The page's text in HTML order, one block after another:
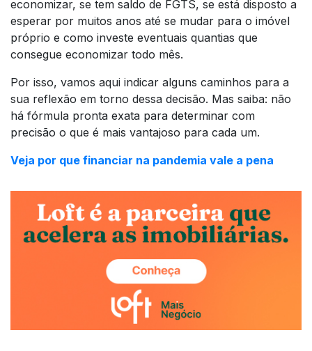
economizar, se tem saldo de FGTS, se está disposto a
esperar por muitos anos até se mudar para o imóvel
próprio e como investe eventuais quantias que
consegue economizar todo mês.
Por isso, vamos aqui indicar alguns caminhos para a
sua reflexão em torno dessa decisão. Mas saiba: não
há fórmula pronta exata para determinar com
precisão o que é mais vantajoso para cada um.
Veja por que financiar na pandemia vale a pena